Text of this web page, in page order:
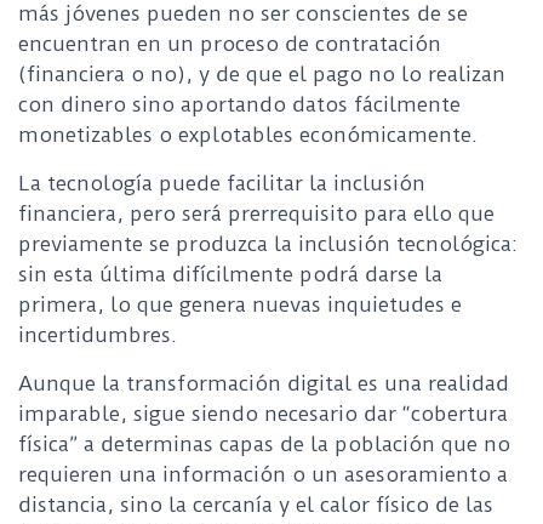
más jóvenes pueden no ser conscientes de se
encuentran en un proceso de contratación
(financiera o no), y de que el pago no lo realizan
con dinero sino aportando datos fácilmente
monetizables o explotables económicamente.
La tecnología puede facilitar la inclusión
financiera, pero será prerrequisito para ello que
previamente se produzca la inclusión tecnológica:
sin esta última difícilmente podrá darse la
primera, lo que genera nuevas inquietudes e
incertidumbres.
Aunque la transformación digital es una realidad
imparable, sigue siendo necesario dar “cobertura
física” a determinas capas de la población que no
requieren una información o un asesoramiento a
distancia, sino la cercanía y el calor físico de las